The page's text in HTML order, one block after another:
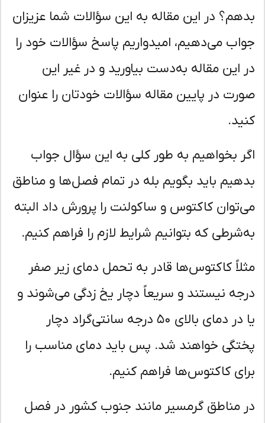
در این مقاله به این سؤالات شما عزیزان
می‌دهیم، امیدواریم پاسخ سؤالات خود را
این مقاله به‌دست بیاورید و در غیر این
در پایین مقاله سؤالات خودتان را عنوان
بخواهیم به طور کلی به این سؤال جواب
باید بگویم بله در تمام فصل‌ها و مناطق
کاکتوس و ساکولنت را پرورش داد البته
که بتوانیم شرایط لازم را فراهم کنیم.
کاکتوس‌ها قادر به تحمل دمای زیر صفر
نیستند و سریعاً دچار یخ زدگی می‌شوند و
یا در دمای بالای ۵۰ درجه سانتی‌گراد دچار
خواهند شد. پس باید دمای مناسب را
کاکتوس‌ها فراهم کنیم.
مناطق گرمسیر مانند جنوب کشور در فصل